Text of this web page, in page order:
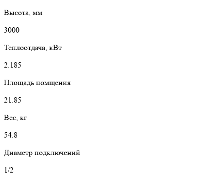
Высота, мм
3000
Теплоотдача, кВт
2.185
Площадь помщения
21.85
Вес, кг
54.8
Диаметр подключений
1/2